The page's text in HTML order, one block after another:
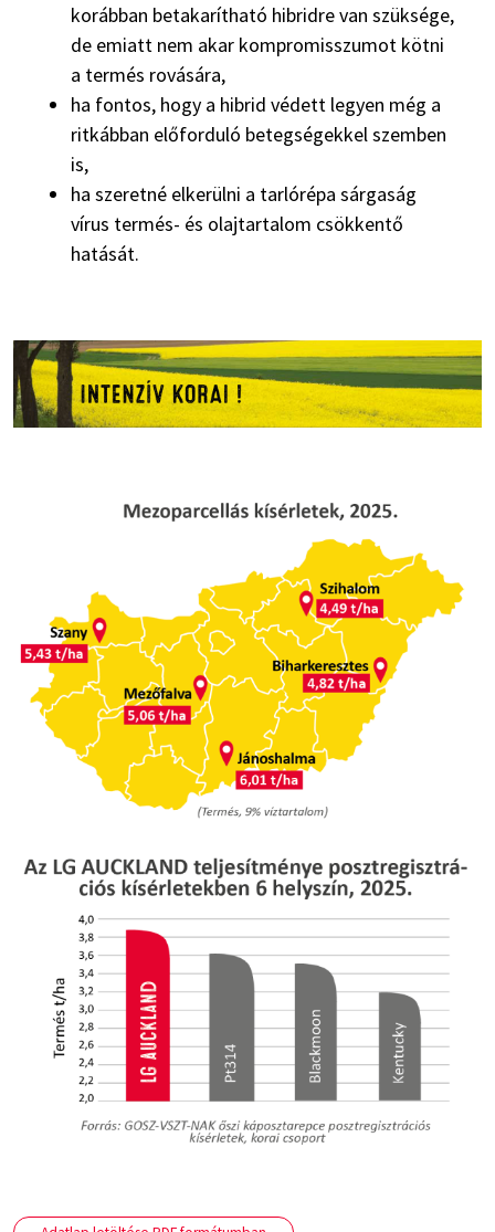
korábban betakarítható hibridre van szüksége,
de emiatt nem akar kompromisszumot kötni
a termés rovására,
ha fontos, hogy a hibrid védett legyen még a
ritkábban előforduló betegségekkel szemben
is,
ha szeretné elkerülni a tarlórépa sárgaság
vírus termés- és olajtartalom csökkentő
hatását.